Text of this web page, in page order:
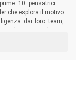
10 pensatrici di
che esplora il motivo
dai loro team,
questo libro mostra